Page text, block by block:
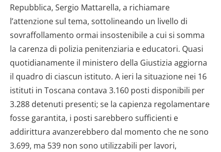
Repubblica, Sergio Mattarella, a richiamare
l’attenzione sul tema, sottolineando un livello di
sovraffollamento ormai insostenibile a cui si somma
la carenza di polizia penitenziaria e educatori. Quasi
quotidianamente il ministero della Giustizia aggiorna
il quadro di ciascun istituto. A ieri la situazione nei 16
istituti in Toscana contava 3.160 posti disponibili per
3.288 detenuti presenti; se la capienza regolamentare
fosse garantita, i posti sarebbero sufficienti e
addirittura avanzerebbero dal momento che ne sono
3.699, ma 539 non sono utilizzabili per lavori,